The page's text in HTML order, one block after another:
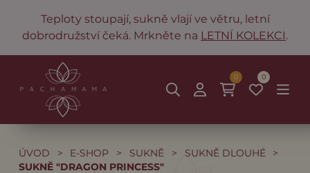
Teploty stoupají, sukně vlají ve větru, letní
dobrodružství čeká. Mrkněte na LETNÍ KOLEKCI.
0
0
ÚVOD > E-SHOP > SUKNĚ > SUKNĚ DLOUHÉ
>
SUKNĚ "DRAGON PRINCESS"